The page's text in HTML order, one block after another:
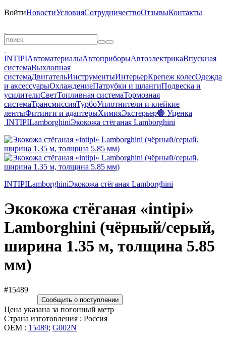
ВойтиНовостиУсловияСотрудничествоОтзывыКонтакты
INTIPIАвтоматериалыАвтоприборыАвтоэлектрикаВпускная
системаВыхлопная
системаДвигательИнструментыИнтерьерКрепеж колесОдежда
и аксессуарыОхлаждениеПатрубки и шлангиПодвеска и
усилителиСветТопливная системаТормозная
системаТрансмиссияТурбоУплотнители и клейкие
лентыФитинги и адаптерыХимияЭкстерьер🔴 Уценка
INTIPILamborghiniЭкокожа стёганая Lamborghini
INTIPILamborghiniЭкокожа стёганая Lamborghini
Экокожа стёганая «intipi»
Lamborghini (чёрный/серый,
ширина 1.35 м, толщина 5.85
мм)
#15489
Сообщить о поступлении
Цена указана за погонный метр
Страна изготовления : Россия
OEM : 15489; G002N